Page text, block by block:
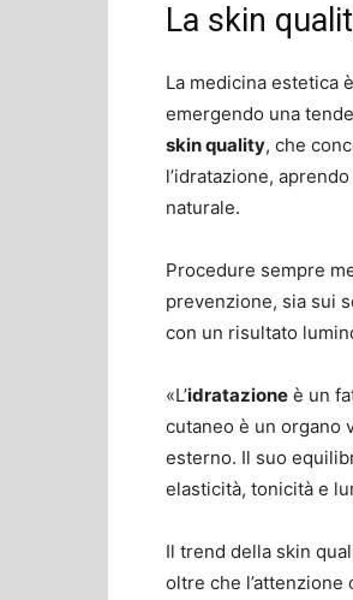
La skin
La medicina estetica
emergendo una
skin quality, che
l’idratazione,
naturale.
Procedure sempre
prevenzione, sia sui
con un risultato
«L’idratazione è un
cutaneo è un organo
esterno. Il suo
elasticità, tonicità e
Il trend della skin
oltre che